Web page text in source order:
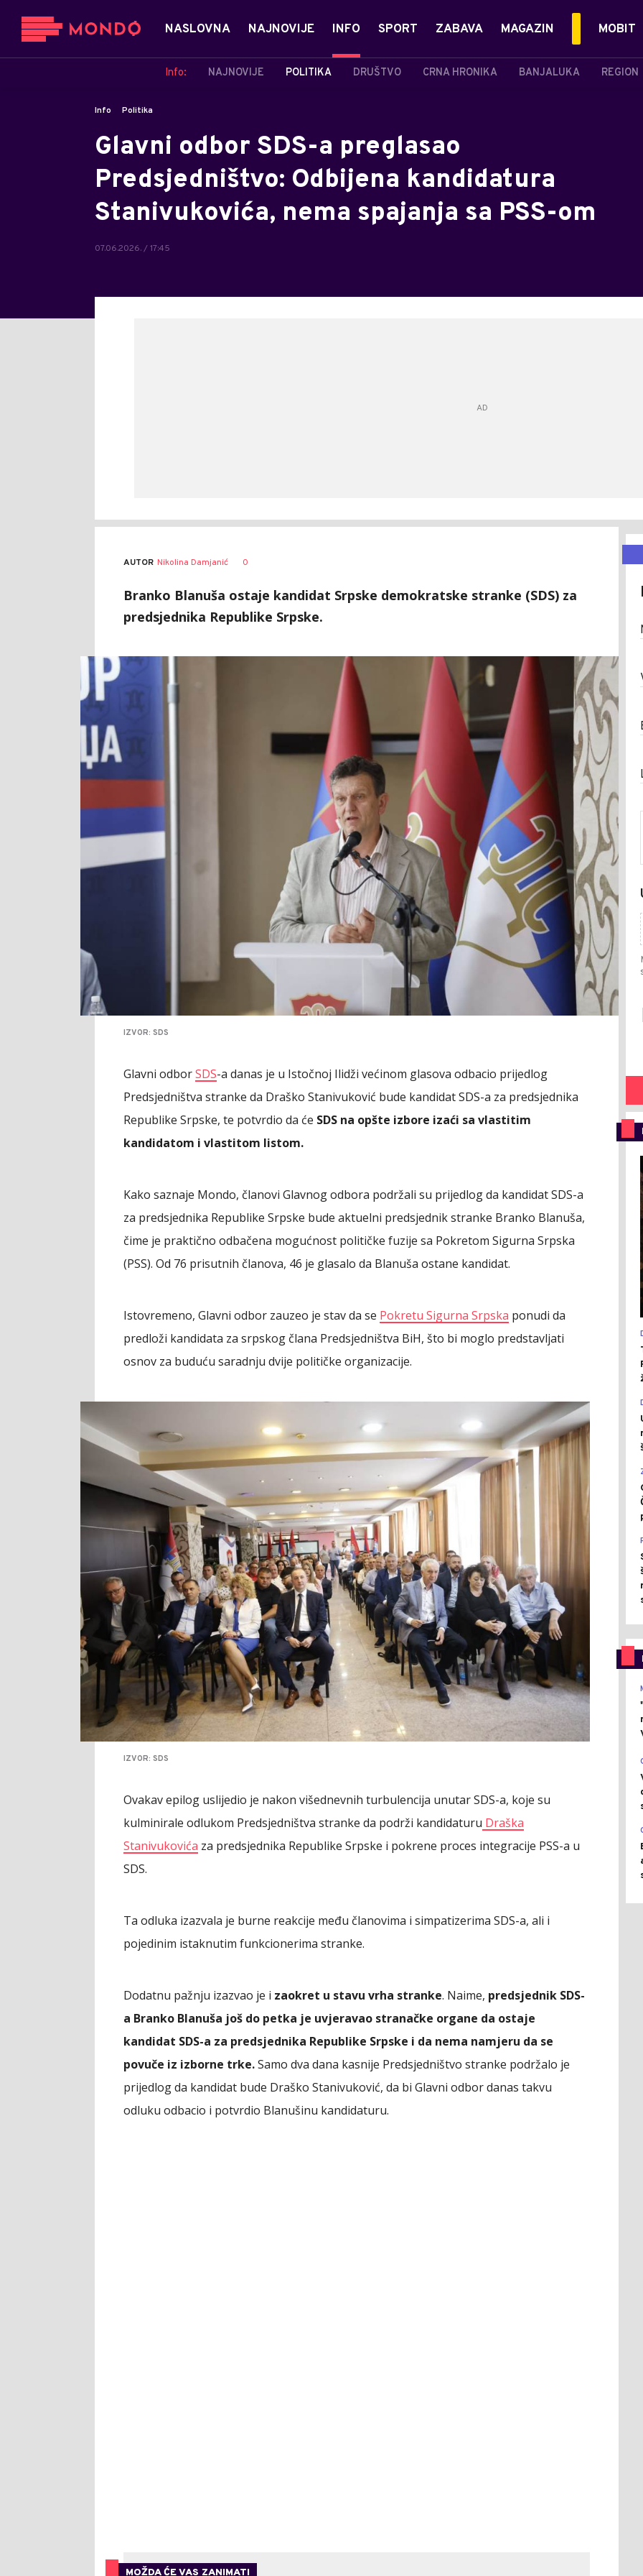
NASLOVNA NAJNOVIJE INFO
Info: NAJNOVIJE POLITIKA DRUŠTVO CRNA HRONIKA BANJALUKA REGION
SPORT ZABAVA MAGAZIN MOBIT
Info Politika
Glavni odbor SDS-a preglasao
Predsjedništvo: Odbijena kandidatura
Stanivukovića, nema spajanja sa PSS-om
07.06.2026. / 17:45
AUTOR Nikolina Damjanić 0
Branko Blanuša ostaje kandidat Srpske demokratske stranke (SDS) za
predsjednika Republike Srpske.
IZVOR: SDS
Glavni odborSDS-a danas je u Istočnoj Ilidži većinom glasova odbacio prijedlog
Predsjedništva stranke da Draško Stanivuković bude kandidat SDS-a za predsjednika
Republike Srpske, te potvrdio da će SDS na opšte izbore izaći sa vlastitim
kandidatom i vlastitom listom.
Kako saznaje Mondo, članovi Glavnog odbora podržali su prijedlog da kandidat SDS-a
za predsjednika Republike Srpske bude aktuelni predsjednik stranke Branko Blanuša,
čime je praktično odbačena mogućnost političke fuzije sa Pokretom Sigurna Srpska
(PSS). Od 76 prisutnih članova, 46 je glasalo da Blanuša ostane kandidat.
Istovremeno, Glavni odbor zauzeo je stav da se Pokretu Sigurna Srpska ponudi da
predloži kandidata za srpskog člana Predsjedništva BiH, što bi moglo predstavljati
osnov za buduću saradnju dvije političke organizacije.
IZVOR: SDS
Ovakav epilog uslijedio je nakon višednevnih turbulencija unutar SDS-a, koje su
kulminirale odlukom Predsjedništva stranke da podrži kandidaturu Draška
Stanivukovića za predsjednika Republike Srpske i pokrene proces integracije PSS-a u
SDS.
Ta odluka izazvala je burne reakcije među članovima i simpatizerima SDS-a, ali i
pojedinim istaknutim funkcionerima stranke.
Dodatnu pažnju izazvao je i zaokret u stavu vrha stranke. Naime, predsjednik SDS-
a Branko Blanuša još do petka je uvjeravao stranačke organe da ostaje
kandidat SDS-a za predsjednika Republike Srpske i da nema namjeru da se
povuče iz izborne trke.Samo dva dana kasnije Predsjedništvo stranke podržalo je
prijedlog da kandidat bude Draško Stanivuković, da bi Glavni odbor danas takvu
odluku odbacio i potvrdio Blanušinu kandidaturu.
MOŽDA ĆE VAS ZANIMATI